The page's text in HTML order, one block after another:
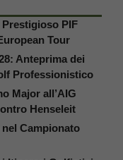
PIF
Tour
Anteprima dei
Professionistico
Major all’AIG
Henseleit
Campionato